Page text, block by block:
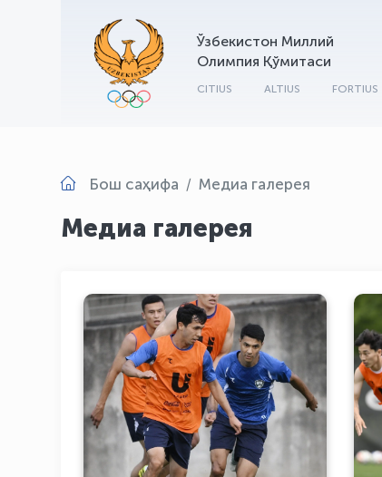
Ўзбекистон Миллий
Олимпия Қўмитаси
CITIUS ALTIUS FORTIUS
Бош саҳифа Медиа галерея
Медиа галерея
Футбол бўйича Ўзбекистон
миллий терма жамоаси
Атланта шаҳридаги
базасига қайтиб келди ва
Португалияга қарши
тайёргарликни давом